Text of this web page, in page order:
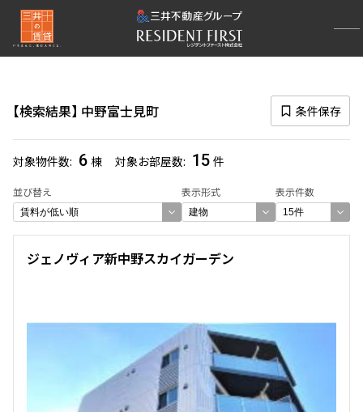
検索結果 中野富士見町 条件保存
対象物件数 6 棟 対象お部屋数 15 件
並び替え 表示形式 表示件数
再検索ナビゲーション
選択中の路線
丸ノ内方南
(26)
選択中の駅
中野富士見町
(15)
選び方を変更する
検索対象お部屋数
ジェノヴィア新中野スカイガーデン